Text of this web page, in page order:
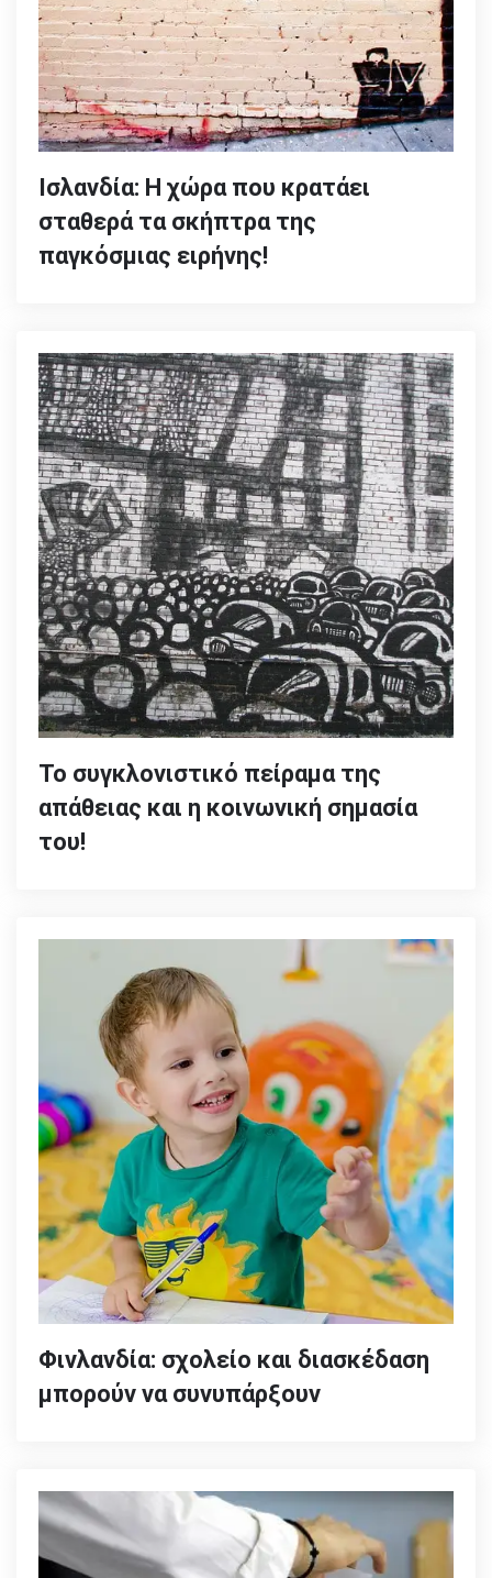
Ισλανδία: Η χώρα που κρατάει
σταθερά τα σκήπτρα της
παγκόσμιας ειρήνης!
Το συγκλονιστικό πείραμα της
απάθειας και η κοινωνική σημασία
του!
Φινλανδία: σχολείο και διασκέδαση
μπορούν να συνυπάρξουν